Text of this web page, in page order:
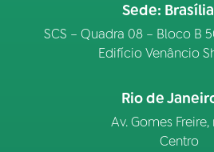
Sede:
SCS – Quadra 08 – Bloco B
Edifício Venâncio
Rio de
Av. Gomes Freire,
Centro